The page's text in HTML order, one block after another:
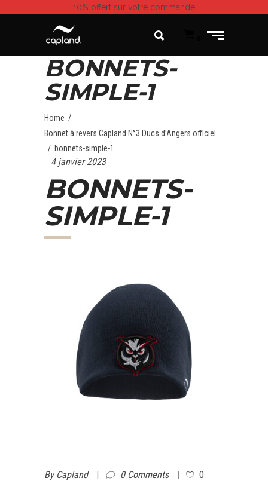
10% offert sur votre commande
BONNETS-
SIMPLE-1
Home /
Bonnet à revers Capland N°3 Ducs d’Angers officiel
/ bonnets-simple-1
4 janvier 2023
BONNETS-
SIMPLE-1
By Capland 0 Comments 0